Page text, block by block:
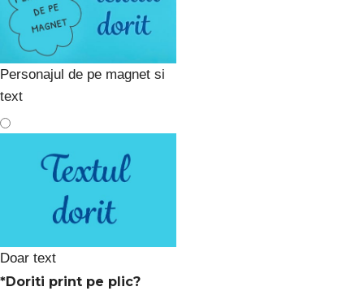
Personajul de pe magnet si
text
Doar text
*Doriti print pe plic?